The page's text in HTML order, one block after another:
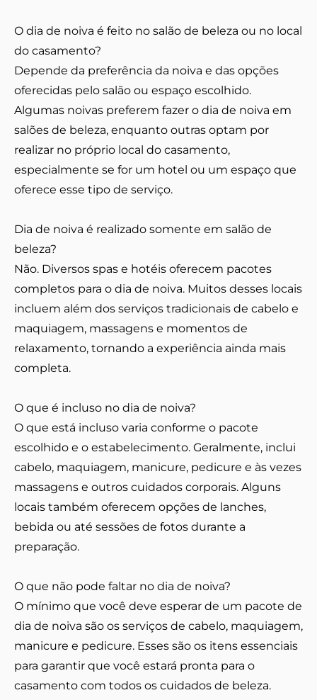
O dia de noiva é feito no salão de beleza ou no local
do casamento?
Depende da preferência da noiva e das opções
oferecidas pelo salão ou espaço escolhido.
Algumas noivas preferem fazer o dia de noiva em
salões de beleza, enquanto outras optam por
realizar no próprio local do casamento,
especialmente se for um hotel ou um espaço que
oferece esse tipo de serviço.
Dia de noiva é realizado somente em salão de
beleza?
Não. Diversos spas e hotéis oferecem pacotes
completos para o dia de noiva. Muitos desses locais
incluem além dos serviços tradicionais de cabelo e
maquiagem, massagens e momentos de
relaxamento, tornando a experiência ainda mais
completa.
O que é incluso no dia de noiva?
O que está incluso varia conforme o pacote
escolhido e o estabelecimento. Geralmente, inclui
cabelo, maquiagem, manicure, pedicure e às vezes
massagens e outros cuidados corporais. Alguns
locais também oferecem opções de lanches,
bebida ou até sessões de fotos durante a
preparação.
O que não pode faltar no dia de noiva?
O mínimo que você deve esperar de um pacote de
dia de noiva são os serviços de cabelo, maquiagem,
manicure e pedicure. Esses são os itens essenciais
para garantir que você estará pronta para o
casamento com todos os cuidados de beleza.